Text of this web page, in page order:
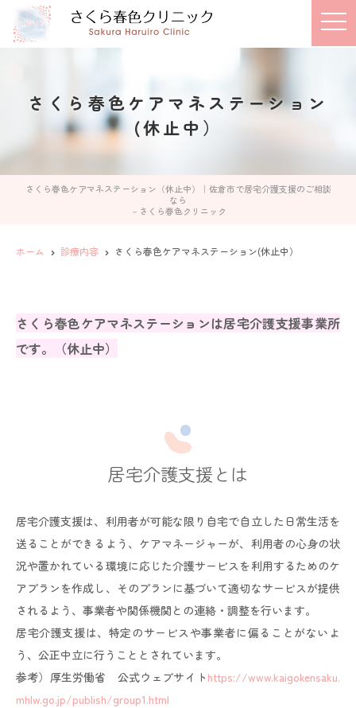
さくら春色ケアマネステーション
(休止中）
さくら春色ケアマネステーション（休止中）｜佐倉市で居宅介護支援のご相談
なら
－さくら春色クリニック
ホーム 診療内容 さくら春色ケアマネステーション(休止中）
さくら春色ケアマネステーションは居宅介護支援事業所
です。（休止中）
居宅介護支援とは
居宅介護支援は、利用者が可能な限り自宅で自立した日常生活を
送ることができるよう、ケアマネージャーが、利用者の心身の状
況や置かれている環境に応じた介護サービスを利用するためのケ
アプランを作成し、そのプランに基づいて適切なサービスが提供
されるよう、事業者や関係機関との連絡・調整を行います。
居宅介護支援は、特定のサービスや事業者に偏ることがないよ
う、公正中立に行うこととされています。
参考）厚生労働省 公式ウェブサイトhttps://www.kaigokensaku.
mhlw.go.jp/publish/group1.html